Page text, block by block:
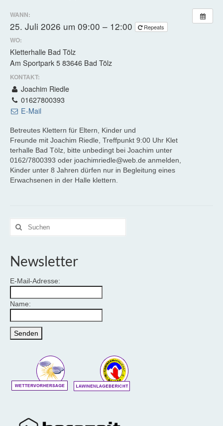
Mitglieder
Sigriz Alm
Kontakt
Impressum
Datenschutz
WANN:
25. Juli 2026 um 09:00 – 12:00 Repeats
WO:
Kletterhalle Bad Tölz
Am Sportpark 5 83646 Bad Tölz
KONTAKT:
Joachim Riedle
01627800393
E-Mail
Betreutes Klettern für Eltern, Kinder und
Freunde mit Joachim Riedle, Treffpunkt 9:00 Uhr Klet
terhalle Bad Tölz, bitte unbedingt bei Joachim unter
0162/7800393 oder joachimriedle@web.de anmelden,
Kinder unter 8 Jahren dürfen nur in Begleitung eines
Erwachsenen in der Halle klettern.
Suche
nach:
Newsletter
E-Mail-Adresse:
Name: